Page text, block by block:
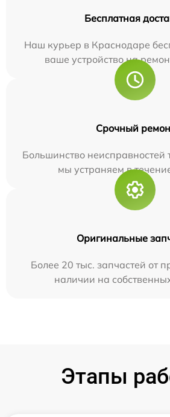
Бесплатная
Наш курьер в Краснодаре
ваше устройство на
Срочный
Большинство неисправностей
мы устраняем в
Оригинальные
Более 20 тыс. запчастей от
наличии на
Этапы